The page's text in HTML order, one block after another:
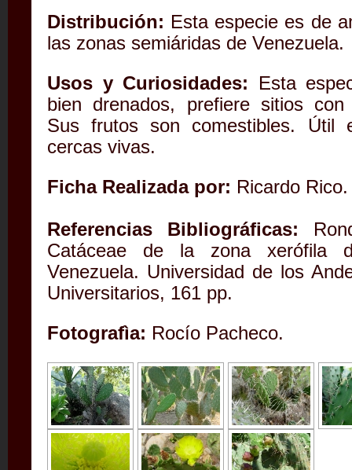
Distribución: Esta especie es de
las zonas semiáridas de Venezuela.
Usos y Curiosidades: Esta
bien drenados, prefiere sitios con
Sus frutos son comestibles. Útil
cercas vivas.
Ficha Realizada por: Ricardo
Referencias Bibliográficas:
Catáceae de la zona xerófila
Venezuela. Universidad de los
Universitarios, 161 pp.
Fotografìa: Rocío Pacheco.